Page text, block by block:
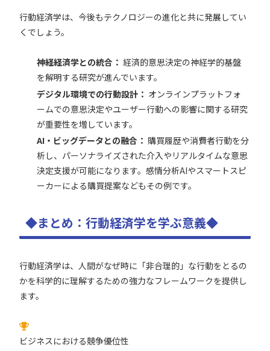
行動経済学は、今後もテクノロジーの進化と共に発展してい
くでしょう。
神経経済学との統合： 経済的意思決定の神経学的基盤
を解明する研究が進んでいます。
デジタル環境での行動設計： オンラインプラットフォ
ームでの意思決定やユーザー行動への影響に関する研究
が重要性を増しています。
AI・ビッグデータとの融合： 購買履歴や消費者行動を分
析し、パーソナライズされた介入やリアルタイムな意思
決定支援が可能になります。感情分析AIやスマートスピ
ーカーによる購買提案などもその例です。
◆まとめ：行動経済学を学ぶ意義◆
行動経済学は、人間がなぜ時に「非合理的」な行動をとるの
かを科学的に理解するための強力なフレームワークを提供し
ます。
ビジネスにおける競争優位性